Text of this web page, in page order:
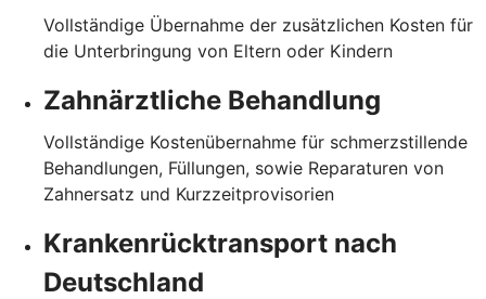
Vollständige Übernahme der zusätzlichen Kosten für
die Unterbringung von Eltern oder Kindern
Zahnärztliche Behandlung
Vollständige Kostenübernahme für schmerzstillende
Behandlungen, Füllungen, sowie Reparaturen von
Zahnersatz und Kurzzeitprovisorien
Krankenrücktransport nach
Deutschland